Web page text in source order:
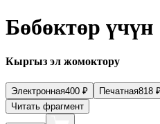
Бөбөктөр үчүн
Кыргыз эл жомоктору
Электронная400 ₽ Печатная818
Читать фрагмент